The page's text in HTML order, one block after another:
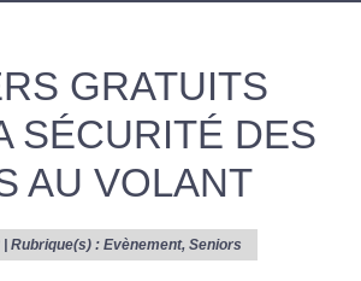
GRATUITS
SÉCURITÉ DES
AU VOLANT
| Rubrique(s) : Evènement, Seniors